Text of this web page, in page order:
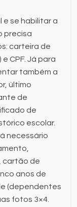
e se habilitar a
precisa
carteira de
CPF. Já para
também a
último
de
de
escolar.
necessário
cartão de
anos de
(dependentes
fotos 3×4.